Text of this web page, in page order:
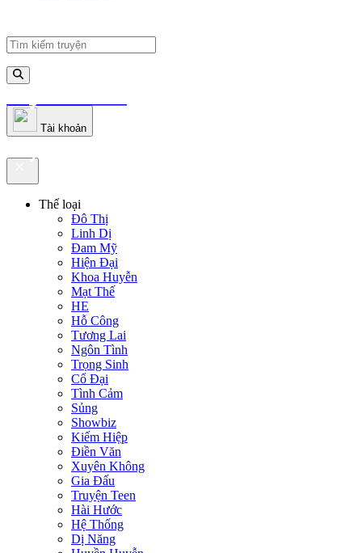
truyenfullz.com
Tài khoản
truyenfullz.com
Thể loại
Đô Thị
Linh Dị
Đam Mỹ
Hiện Đại
Khoa Huyễn
Mạt Thế
HE
Hỗ Công
Tương Lai
Ngôn Tình
Trọng Sinh
Cổ Đại
Tình Cảm
Sủng
Showbiz
Kiếm Hiệp
Điền Văn
Xuyên Không
Gia Đấu
Truyện Teen
Hài Hước
Hệ Thống
Dị Năng